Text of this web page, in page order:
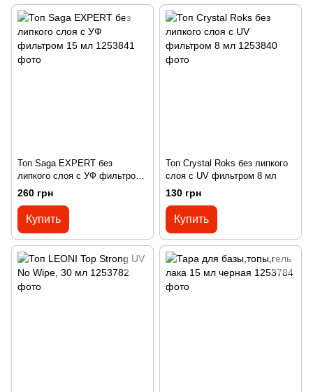
Топ Saga EXPERT без
липкого слоя с УФ фильтром
15 мл
260 грн
Купить
Топ Crystal Roks без липкого
слоя с UV фильтром 8 мл
130 грн
Купить